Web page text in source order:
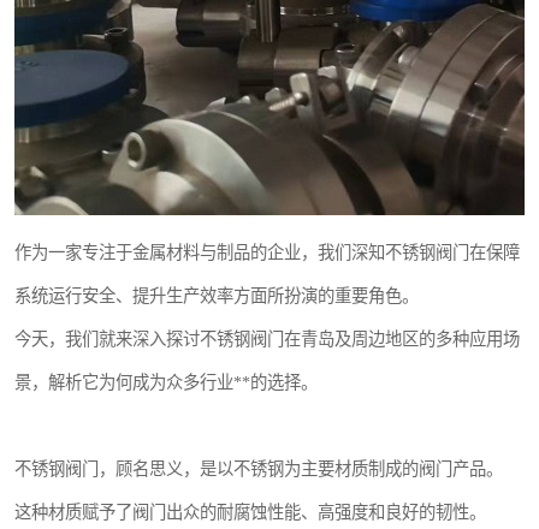
作为一家专注于金属材料与制品的企业，我们深知不锈钢阀门在保障
系统运行安全、提升生产效率方面所扮演的重要角色。
今天，我们就来深入探讨不锈钢阀门在青岛及周边地区的多种应用场
景，解析它为何成为众多行业**的选择。
不锈钢阀门，顾名思义，是以不锈钢为主要材质制成的阀门产品。
这种材质赋予了阀门出众的耐腐蚀性能、高强度和良好的韧性。